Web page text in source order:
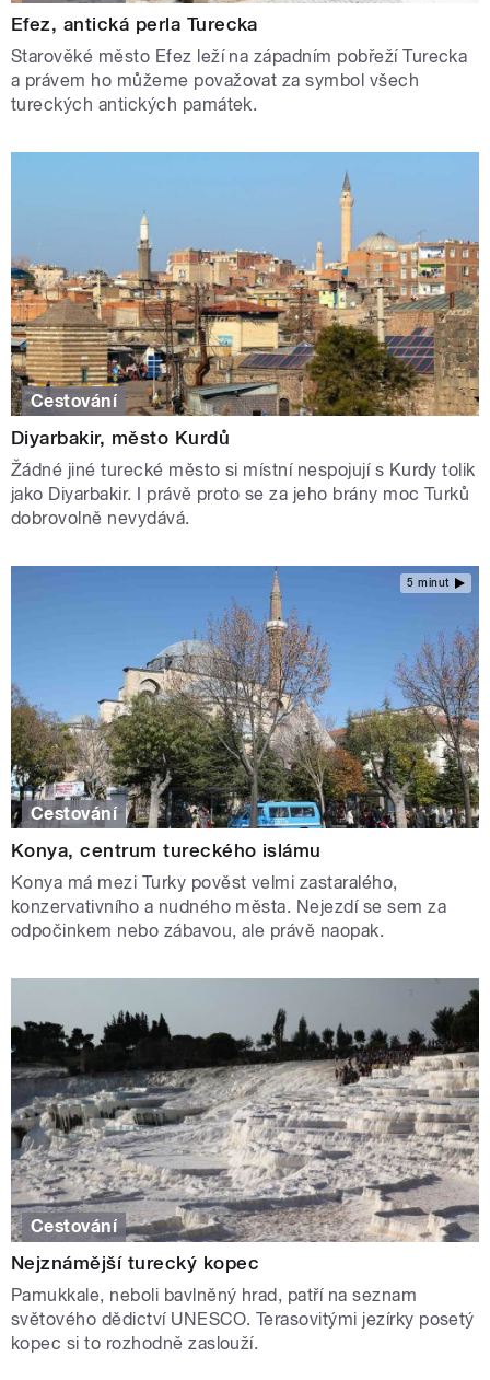
Efez, antická perla Turecka
Starověké město Efez leží na západním pobřeží Turecka
a právem ho můžeme považovat za symbol všech
tureckých antických památek.
Cestování
Diyarbakir, město Kurdů
Žádné jiné turecké město si místní nespojují s Kurdy tolik
jako Diyarbakir. I právě proto se za jeho brány moc Turků
dobrovolně nevydává.
5 minut
Cestování
Konya, centrum tureckého islámu
Konya má mezi Turky pověst velmi zastaralého,
konzervativního a nudného města. Nejezdí se sem za
odpočinkem nebo zábavou, ale právě naopak.
Cestování
Nejznámější turecký kopec
Pamukkale, neboli bavlněný hrad, patří na seznam
světového dědictví UNESCO. Terasovitými jezírky posetý
kopec si to rozhodně zaslouží.